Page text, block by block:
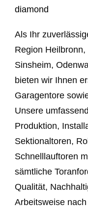
diamond
Als Ihr
Region
Sinsheim,
bieten wir Ihnen
Garagentore
Unsere
Produktion,
Sektionaltoren,
Schnelllauftoren
sämtliche
Qualität,
Arbeitsweise